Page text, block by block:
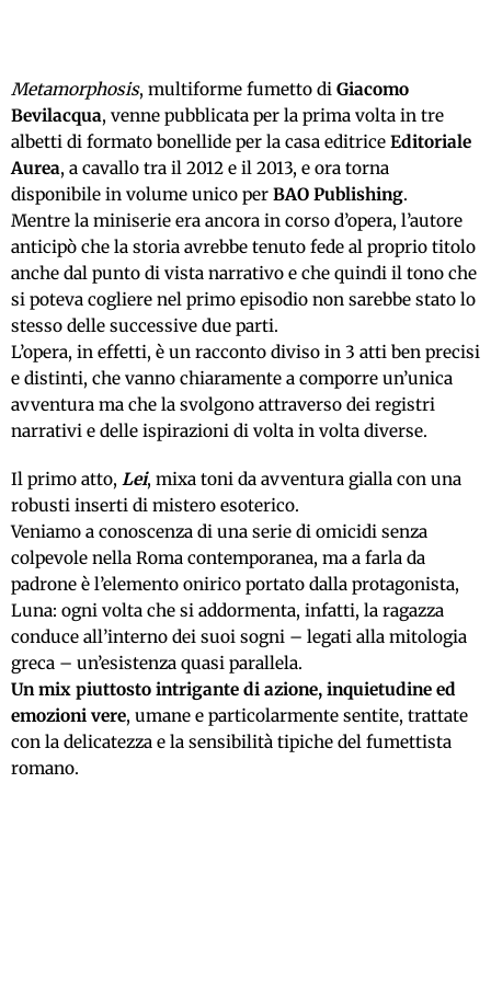
Metamorphosis, multiforme fumetto di Giacomo
Bevilacqua, venne pubblicata per la prima volta in tre
albetti di formato bonellide per la casa editrice Editoriale
Aurea, a cavallo tra il 2012 e il 2013, e ora torna
disponibile in volume unico per BAO Publishing.
Mentre la miniserie era ancora in corso d’opera, l’autore
anticipò che la storia avrebbe tenuto fede al proprio titolo
anche dal punto di vista narrativo e che quindi il tono che
si poteva cogliere nel primo episodio non sarebbe stato lo
stesso delle successive due parti.
L’opera, in effetti, è un racconto diviso in 3 atti ben precisi
e distinti, che vanno chiaramente a comporre un’unica
avventura ma che la svolgono attraverso dei registri
narrativi e delle ispirazioni di volta in volta diverse.
Il primo atto, Lei, mixa toni da avventura gialla con una
robusti inserti di mistero esoterico.
Veniamo a conoscenza di una serie di omicidi senza
colpevole nella Roma contemporanea, ma a farla da
padrone è l’elemento onirico portato dalla protagonista,
Luna: ogni volta che si addormenta, infatti, la ragazza
conduce all’interno dei suoi sogni – legati alla mitologia
greca – un’esistenza quasi parallela.
Un mix piuttosto intrigante di azione, inquietudine ed
emozioni vere, umane e particolarmente sentite, trattate
con la delicatezza e la sensibilità tipiche del fumettista
romano.